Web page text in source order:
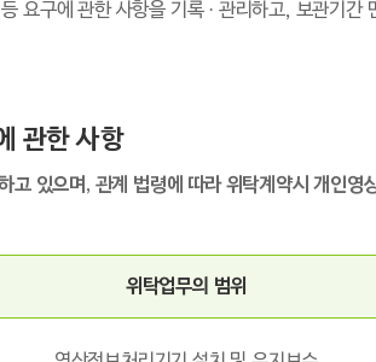
요구에 관한 사항을 기록 · 관리하고, 보관기
관한 사항
있으며, 관계 법령에 따라 위탁계약시 개인
위탁업무의 범위